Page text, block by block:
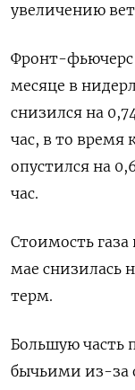
увеличению
Фронт-фьючерс
месяце в
снизился на
час, в то время
опустился на
час.
Стоимость
мае снизилась
терм.
Большую часть
бычьими из-за